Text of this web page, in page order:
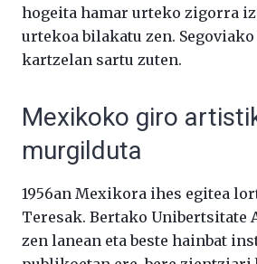
hogeita hamar urteko zigorra
urtekoa bilakatu zen.
kartzelan sartu zuten.
Mexikoko giro
murgilduta
1956an Mexikora ihes egitea
Teresak. Bertako Unibertsitate
zen lanean eta beste hainbat